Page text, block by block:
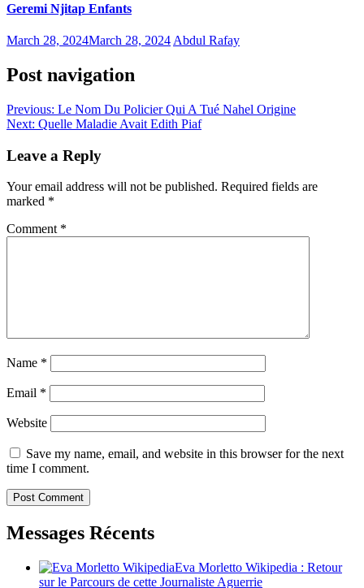
Geremi Njitap Enfants
March 28, 2024March 28, 2024 Abdul Rafay
Post navigation
Previous: Le Nom Du Policier Qui A Tué Nahel Origine
Next: Quelle Maladie Avait Edith Piaf
Leave a Reply
Your email address will not be published. Required fields are
marked *
Comment *
Name *
Email *
Website
Save my name, email, and website in this browser for the next
time I comment.
Messages Récents
Eva Morletto Wikipedia : Retour
sur le Parcours de cette Journaliste Aguerrie